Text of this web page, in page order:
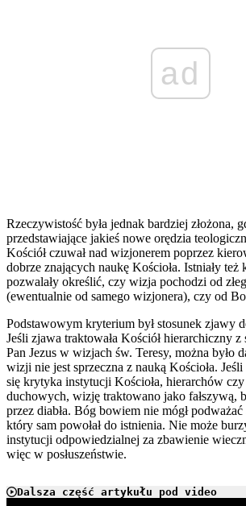
ad
Rzeczywistość była jednak bardziej złożona,
przedstawiające jakieś nowe orędzia
Kościół czuwał nad wizjonerem poprzez
dobrze znających naukę Kościoła. Istniały też
pozwalały określić, czy wizja pochodzi od
(ewentualnie od samego wizjonera), czy od
Podstawowym kryterium był stosunek zjawy
Jeśli zjawa traktowała Kościół hierarchiczny
Pan Jezus w wizjach św. Teresy, można było
wizji nie jest sprzeczna z nauką Kościoła. Jeśli
się krytyka instytucji Kościoła, hierarchów
duchowych, wizję traktowano jako fałszywą,
przez diabła. Bóg bowiem nie mógł podważać
który sam powołał do istnienia. Nie może
instytucji odpowiedzialnej za zbawienie
więc w posłuszeństwie.
Dalsza część artykułu pod video